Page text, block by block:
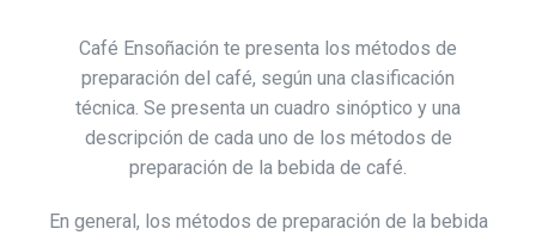
Café Ensoñación te presenta los métodos de
preparación del café, según una clasificación
técnica. Se presenta un cuadro sinóptico y una
descripción de cada uno de los métodos de
preparación de la bebida de café.
En general, los métodos de preparación de la bebida